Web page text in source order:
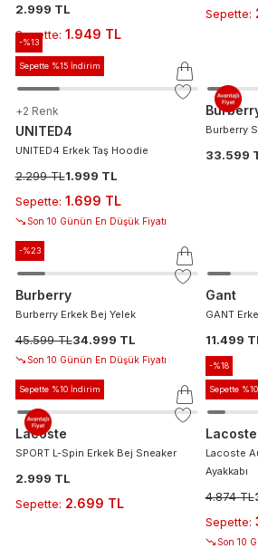
2.999 TL
Sepette: 1.949 TL
Sepette:
-%13
Sepette %15 İndirim
+2 Renk
UNITED4
UNITED4 Erkek Taş Hoodie
2.299 TL1.999 TL
Sepette: 1.699 TL
Son 10 Günün En Düşük Fiyatı
Burberry
33.599
-%23
Burberry
Burberry Erkek Bej Yelek
45.599 TL34.999 TL
Son 10 Günün En Düşük Fiyatı
Gant
GANT
11.499
Sepette %10 İndirim
Lacoste
SPORT L-Spin Erkek Bej Sneaker
2.999 TL
Sepette: 2.699 TL
-%18
Sepette
Lacoste
Lacoste
Ayakkabı
4.874 TL
Sepette:
Son 10